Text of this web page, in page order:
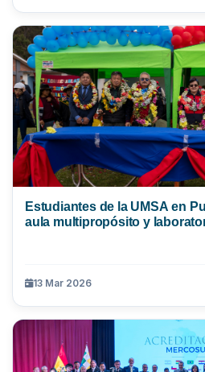
Estudiantes de la UMSA en
aula multipropósito y
13 Mar 2026